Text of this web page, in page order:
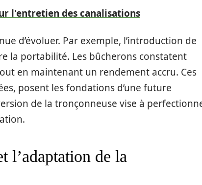
l'entretien des canalisations
d’évoluer. Par exemple, l’introduction de
la portabilité. Les bûcherons constatent
en maintenant un rendement accru. Ces
posent les fondations d’une future
de la tronçonneuse vise à
l’adaptation de la